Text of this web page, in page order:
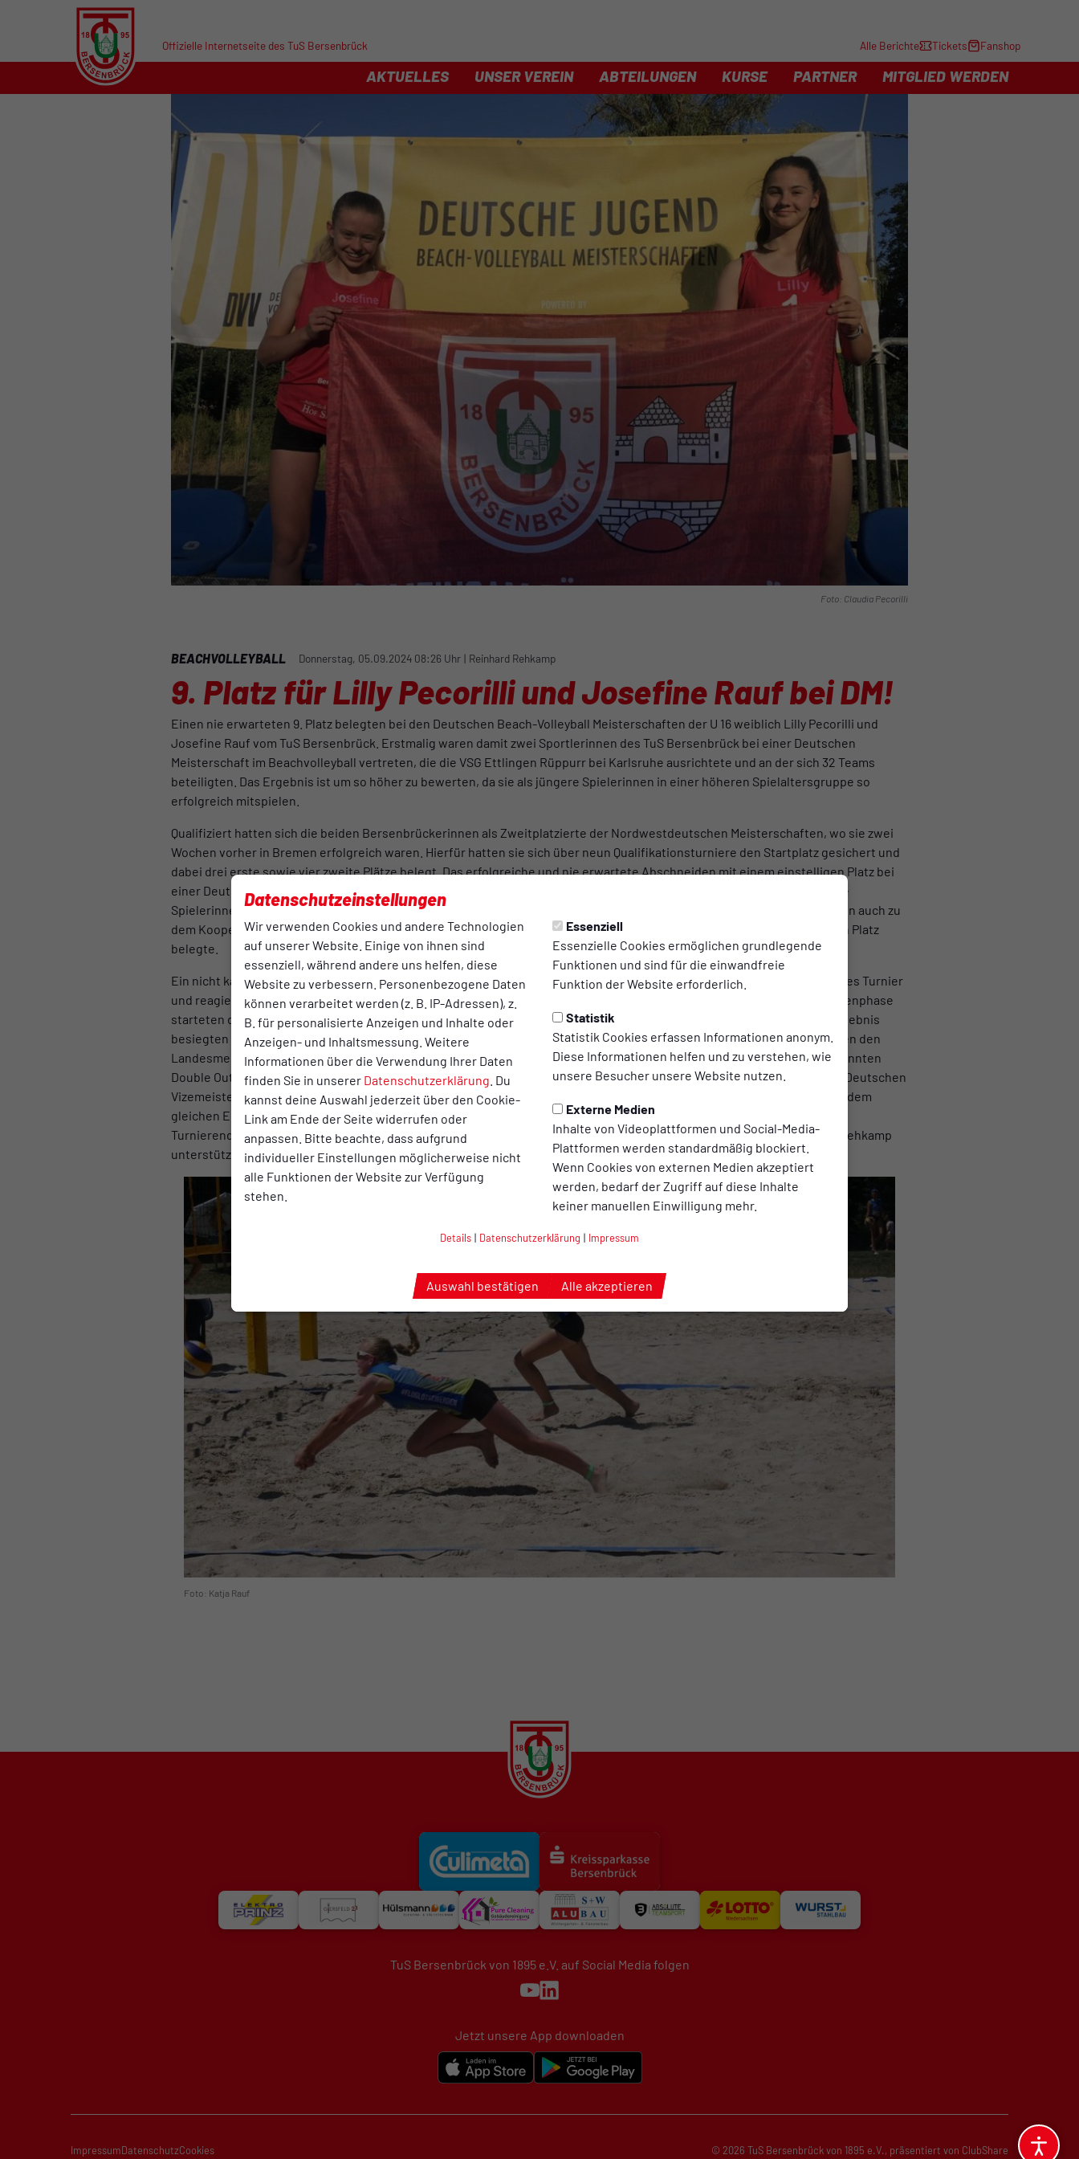
Datenschutzeinstellungen
Wir verwenden Cookies und andere Technologien
auf unserer Website. Einige von ihnen sind
essenziell, während andere uns helfen, diese
Website zu verbessern. Personenbezogene Daten
können verarbeitet werden (z. B. IP-Adressen), z.
B. für personalisierte Anzeigen und Inhalte oder
Anzeigen- und Inhaltsmessung. Weitere
Informationen über die Verwendung Ihrer Daten
finden Sie in unserer Datenschutzerklärung . Du
kannst deine Auswahl jederzeit über den Cookie-
Link am Ende der Seite widerrufen oder
anpassen. Bitte beachte, dass aufgrund
individueller Einstellungen möglicherweise nicht
alle Funktionen der Website zur Verfügung
stehen.
Essenziell
Essenzielle Cookies ermöglichen grundlegende
Funktionen und sind für die einwandfreie
Funktion der Website erforderlich.
Statistik
Statistik Cookies erfassen Informationen anonym.
Diese Informationen helfen und zu verstehen, wie
unsere Besucher unsere Website nutzen.
Externe Medien
Inhalte von Videoplattformen und Social-Media-
Plattformen werden standardmäßig blockiert.
Wenn Cookies von externen Medien akzeptiert
werden, bedarf der Zugriff auf diese Inhalte
keiner manuellen Einwilligung mehr.
Details | Datenschutzerklärung | Impressum
Auswahl bestätigen Alle akzeptieren
Offizielle Internetseite des TuS Bersenbrück Alle Berichte Tickets Fanshop
AKTUELLES UNSER VEREIN ABTEILUNGEN KURSE PARTNER MITGLIED WERDEN
Foto: Claudia Pecorilli
BEACHVOLLEYBALL Donnerstag, 05.09.2024 08:26 Uhr | Reinhard Rehkamp
9. Platz für Lilly Pecorilli und Josefine Rauf bei DM!
Einen nie erwarteten 9. Platz belegten bei den Deutschen Beach-Volleyball Meisterschaften der U 16 weiblich Lilly Pecorilli und
Josefine Rauf vom TuS Bersenbrück. Erstmalig waren damit zwei Sportlerinnen des TuS Bersenbrück bei einer Deutschen
Meisterschaft im Beachvolleyball vertreten, die die VSG Ettlingen Rüppurr bei Karlsruhe ausrichtete und an der sich 32 Teams
beteiligten. Das Ergebnis ist um so höher zu bewerten, da sie als jüngere Spielerinnen in einer höheren Spielaltersgruppe so
erfolgreich mitspielen.
Qualifiziert hatten sich die beiden Bersenbrückerinnen als Zweitplatzierte der Nordwestdeutschen Meisterschaften, wo sie zwei
Wochen vorher in Bremen erfolgreich waren. Hierfür hatten sie sich über neun Qualifikationsturniere den Startplatz gesichert und
dabei drei erste sowie vier zweite Plätze belegt. Das erfolgreiche und nie erwartete Abschneiden mit einem einstelligen Platz bei
einer Deutschen Meisterschaft war folgerichtig der vorläufige Höhepunkt einer grandiosen Erfolgsgeschichte. Für beide
Spielerinnen war es in diesem Sommer zumal die zweite deutsche Meisterschaft an der sie teilnahmen. Denn sie gehörten auch zu
dem Kooperationsteam TuS Bersenbrück/VC Osnabrück, das bei den U 16 Deutschen Meisterschaften in Berlin den elften Platz
belegte.
Ein nicht kalkulierbarer Gegner in den Tagen von Karlsruhe war die Hitze. Aber die Gastgeber organisierten ein großartiges Turnier
und reagierten auf die Hitze mit Pools, Rasensprenger und zusätzlichen Trinkpausen während des Turniers. In der Gruppenphase
starteten die beiden 15jährigen mit einer 2:0 Niederlage gegen den Landesmeister aus Nordbaden. Mit dem gleichen Ergebnis
besiegten sie dann den Vizemeister aus Nordbaden. In der Zwischenrunde setzten sie sich ebenfalls mit 2:0 Sätzen gegen den
Landesmeister aus Württemberg durch. Damit standen sie in der Hauptrunde der besten 16 Teams. Diese wird im sogenannten
Double Out System gespielt, d.h. wer zweimal verliert scheidet aus. Hier gab es zunächst eine 2:0 Niederlage gegen den Deutschen
Vizemeister der U 20 und späteren Turniersieger. Dann folgte ein 2:1 Erfolg gegen den Vizemeister aus Brandenburg. Mit dem
gleichen Ergebnis verloren sie gegen den U 16 Landesmeister des Westdeutschen Volleyverbandes, was gleichzeitig das
Turnierende bedeutete. Coach und Betreuer vor Ort war Christian Rauf, der unter der Woche beim Training von Michael Rehkamp
unterstützt wird.
Foto: Katja Rauf
TuS Bersenbrück von 1895 e.V. auf Social Media folgen
Jetzt unsere App downloaden
ImpressumDatenschutzCookies © 2026 TuS Bersenbrück von 1895 e.V., präsentiert von ClubShare